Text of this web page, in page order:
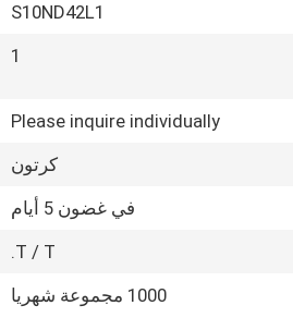
S10ND42L1
1
Please inquire individually
كرتون
في غضون 5 أيام
T / T.
1000 مجموعة شهريا